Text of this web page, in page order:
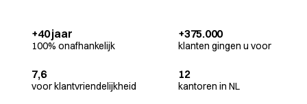
+40 jaar
100% onafhankelijk
+375.000
klanten gingen u voor
7,6
voor klantvriendelijkheid
12
kantoren in NL